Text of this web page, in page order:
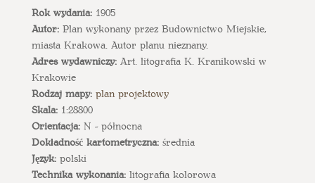
Rok wydania:1905
Autor:Plan wykonany przez Budownictwo Miejskie,
miasta Krakowa. Autor planu nieznany.
Adres wydawniczy:Art. litografia K. Kranikowski w
Krakowie
Rodzaj mapy: plan projektowy
Skala:1:28800
Orientacja:N - północna
Dokładność kartometryczna:średnia
Język:polski
Technika wykonania:litografia kolorowa